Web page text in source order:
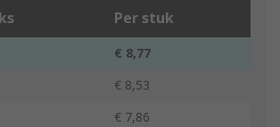
Per stuk
€ 8,77
€ 8,53
€ 7,86